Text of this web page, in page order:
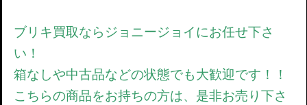
ブリキ買取ならジョニージョイにお任せ下さ
い！
箱なしや中古品などの状態でも大歓迎です！！
こちらの商品をお持ちの方は、是非お売り下さ